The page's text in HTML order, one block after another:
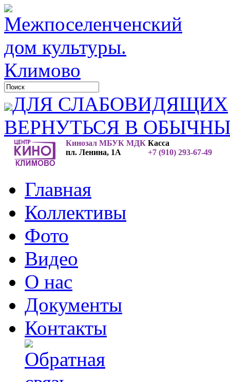
ДЛЯ СЛАБОВИДЯЩИХ
ВЕРНУТЬСЯ В
Кинозал МБУК МДК
пл. Ленина, 1А
Касса
+7 (910) 293-67-49
Главная
Коллективы
Фото
Видео
О нас
Документы
Контакты